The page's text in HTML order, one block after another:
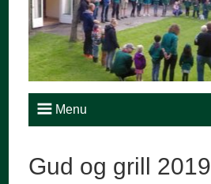
Menu
Gud og grill 2019